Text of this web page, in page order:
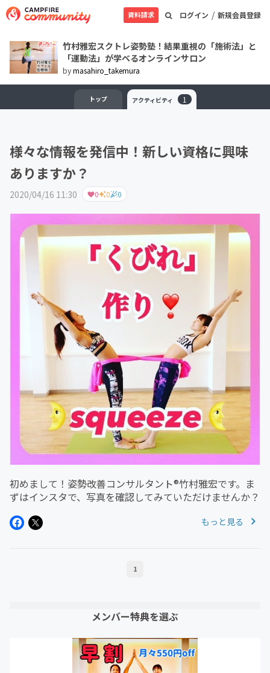
ログイン / 新規会員登録
資料請求
竹村雅宏スクトレ姿勢塾！結果重視の「施術法」と
「運動法」が学べるオンラインサロン
bymasahiro_takemura
トップ アクティビティ 1
様々な情報を発信中！新しい資格に興味
ありますか？
2020/04/16 11:30 0 0 0
初めまして！姿勢改善コンサルタント®竹村雅宏です。ま
ずはインスタで、写真を確認してみていただけませんか？
もっと見る
1
メンバー特典を選ぶ